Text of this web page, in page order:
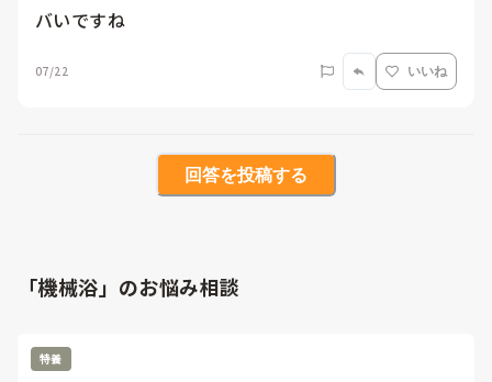
バいですね
07/22 いいね
回答を投稿する
「機械浴」のお悩み相談
特養